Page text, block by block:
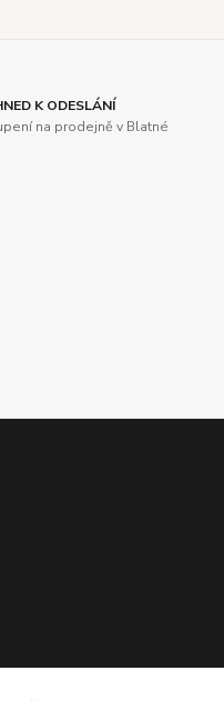
K ODESLÁNÍ
na prodejně v Blatné